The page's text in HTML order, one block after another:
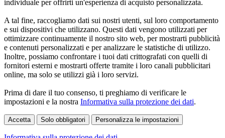
individuale per offrirti un'esperienza di acquisto personalizzata.
A tal fine, raccogliamo dati sui nostri utenti, sul loro comportamento
e sui dispositivi che utilizzano. Questi dati vengono utilizzati per
ottimizzare continuamente il nostro sito web, per mostrarti pubblicità
e contenuti personalizzati e per analizzare le statistiche di utilizzo.
Inoltre, possiamo confrontare i tuoi dati crittografati con quelli di
fornitori esterni e mostrarti offerte tramite i loro canali pubblicitari
online, ma solo se utilizzi già i loro servizi.
Prima di dare il tuo consenso, ti preghiamo di verificare le
impostazioni e la nostra Informativa sulla protezione dei dati.
Accetta Solo obbligatori Personalizza le impostazioni